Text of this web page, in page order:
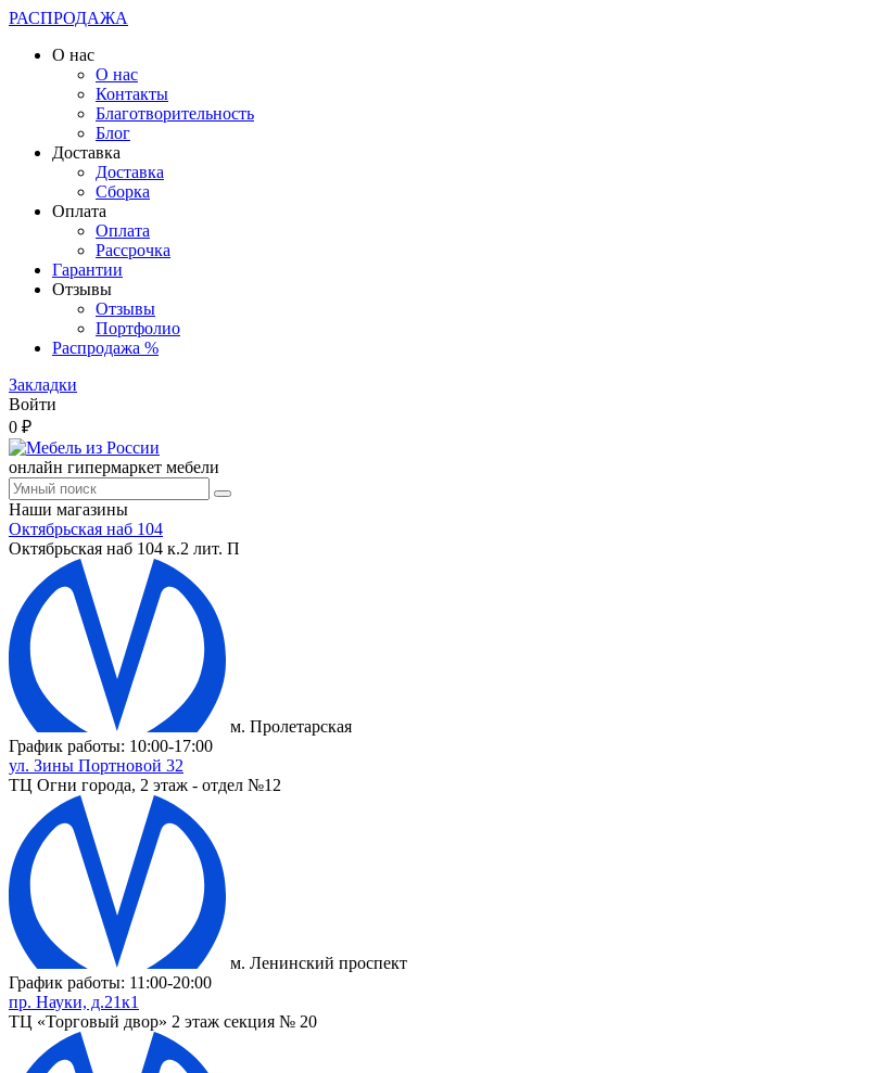
РАСПРОДАЖА
О нас
О нас
Контакты
Благотворительность
Блог
Доставка
Доставка
Сборка
Оплата
Оплата
Рассрочка
Гарантии
Отзывы
Отзывы
Портфолио
Распродажа %
Закладки
Войти
0 ₽
онлайн гипермаркет мебели
Наши магазины
Октябрьская наб 104
Октябрьская наб 104 к.2 лит. П
м. Пролетарская
График работы: 10:00-17:00
ул. Зины Портновой 32
ТЦ Огни города, 2 этаж - отдел №12
м. Ленинский проспект
График работы: 11:00-20:00
пр. Науки, д.21к1
ТЦ «Торговый двор» 2 этаж секция № 20